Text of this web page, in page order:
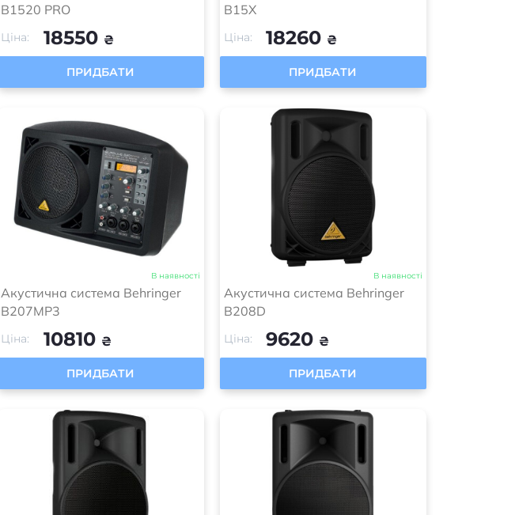
B1520 PRO
Ціна: 18550 ₴
ПРИДБАТИ
B15X
Ціна: 18260 ₴
ПРИДБАТИ
В наявності
Акустична система Behringer
B207MP3
Ціна: 10810 ₴
ПРИДБАТИ
В наявності
Акустична система Behringer
B208D
Ціна: 9620 ₴
ПРИДБАТИ